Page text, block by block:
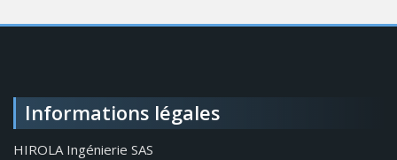
Informations légales
HIROLA Ingénierie SAS